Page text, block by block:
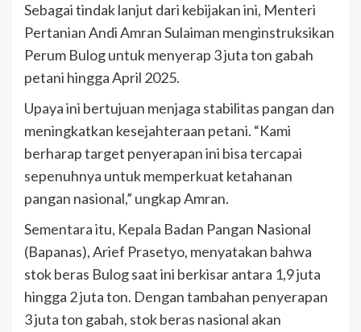
Sebagai tindak lanjut dari kebijakan ini, Menteri
Pertanian Andi Amran Sulaiman menginstruksikan
Perum Bulog untuk menyerap 3 juta ton gabah
petani hingga April 2025.
Upaya ini bertujuan menjaga stabilitas pangan dan
meningkatkan kesejahteraan petani. “Kami
berharap target penyerapan ini bisa tercapai
sepenuhnya untuk memperkuat ketahanan
pangan nasional,” ungkap Amran.
Sementara itu, Kepala Badan Pangan Nasional
(Bapanas), Arief Prasetyo, menyatakan bahwa
stok beras Bulog saat ini berkisar antara 1,9 juta
hingga 2 juta ton. Dengan tambahan penyerapan
3 juta ton gabah, stok beras nasional akan